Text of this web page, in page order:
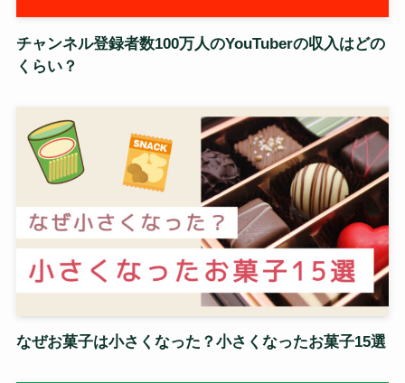
チャンネル登録者数100万人のYouTuberの収入はどの
くらい？
なぜお菓子は小さくなった？小さくなったお菓子15選